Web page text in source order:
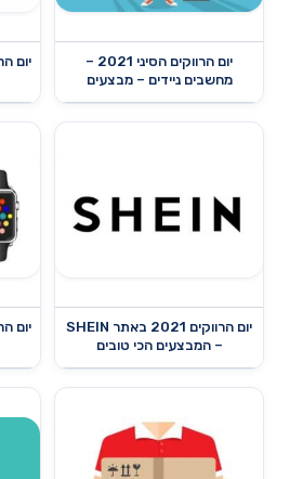
יום הרווקים הסיני 2021 –
מחשבים ניידים – מבצעים
יום הרווקים 2021 באתר SHEIN
– המבצעים הכי טובים